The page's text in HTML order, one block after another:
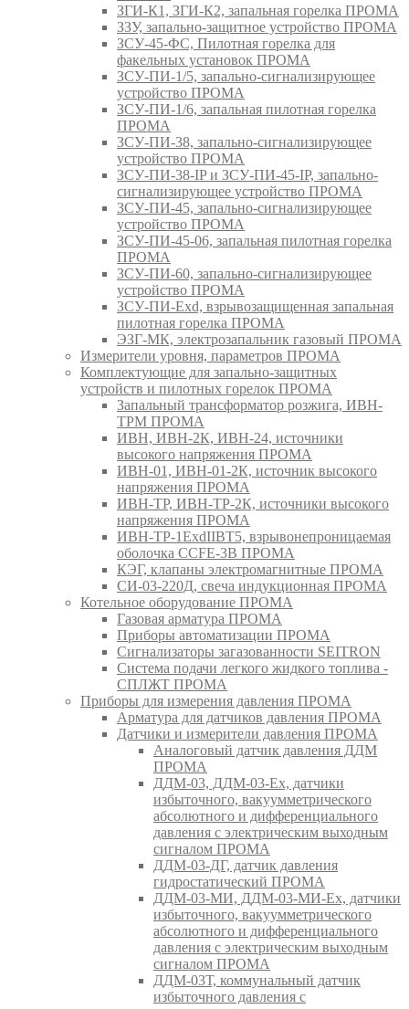
ЗГИ-К1, ЗГИ-К2, запальная горелка ПРОМА
ЗЗУ, запально-защитное устройство ПРОМА
ЗСУ-45-ФС, Пилотная горелка для
факельных установок ПРОМА
ЗСУ-ПИ-1/5, запально-сигнализирующее
устройство ПРОМА
ЗСУ-ПИ-1/6, запальная пилотная горелка
ПРОМА
ЗСУ-ПИ-38, запально-сигнализирующее
устройство ПРОМА
ЗСУ-ПИ-38-IP и ЗСУ-ПИ-45-IP, запально-
сигнализирующее устройство ПРОМА
ЗСУ-ПИ-45, запально-сигнализирующее
устройство ПРОМА
ЗСУ-ПИ-45-06, запальная пилотная горелка
ПРОМА
ЗСУ-ПИ-60, запально-сигнализирующее
устройство ПРОМА
ЗСУ-ПИ-Exd, взрывозащищенная запальная
пилотная горелка ПРОМА
ЭЗГ-МК, электрозапальник газовый ПРОМА
Измерители уровня, параметров ПРОМА
Комплектующие для запально-защитных
устройств и пилотных горелок ПРОМА
Запальный трансформатор розжига, ИВН-
ТРМ ПРОМА
ИВН, ИВН-2К, ИВН-24, источники
высокого напряжения ПРОМА
ИВН-01, ИВН-01-2К, источник высокого
напряжения ПРОМА
ИВН-ТР, ИВН-ТР-2К, источники высокого
напряжения ПРОМА
ИВН-ТР-1ExdIIBT5, взрывонепроницаемая
оболочка CCFE-3B ПРОМА
КЭГ, клапаны электромагнитные ПРОМА
СИ-03-220Д, свеча индукционная ПРОМА
Котельное оборудование ПРОМА
Газовая арматура ПРОМА
Приборы автоматизации ПРОМА
Сигнализаторы загазованности SEITRON
Система подачи легкого жидкого топлива -
СПЛЖТ ПРОМА
Приборы для измерения давления ПРОМА
Арматура для датчиков давления ПРОМА
Датчики и измерители давления ПРОМА
Аналоговый датчик давления ДДМ
ПРОМА
ДДМ-03, ДДМ-03-Ех, датчики
избыточного, вакуумметрического
абсолютного и дифференциального
давления с электрическим выходным
сигналом ПРОМА
ДДМ-03-ДГ, датчик давления
гидростатический ПРОМА
ДДМ-03-МИ, ДДМ-03-МИ-Ех, датчики
избыточного, вакуумметрического
абсолютного и дифференциального
давления с электрическим выходным
сигналом ПРОМА
ДДМ-03Т, коммунальный датчик
избыточного давления с